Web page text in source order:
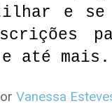
e
até mais.
Vanessa